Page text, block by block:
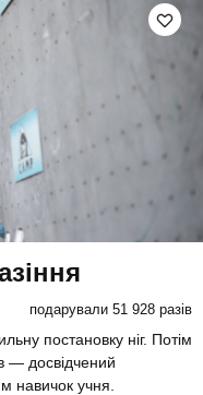
подарували 51 928 разів
постановку ніг. Потім
— досвідчений
навичок учня.